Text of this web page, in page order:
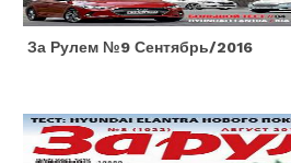
За Рулем №9 Сентябрь/2016